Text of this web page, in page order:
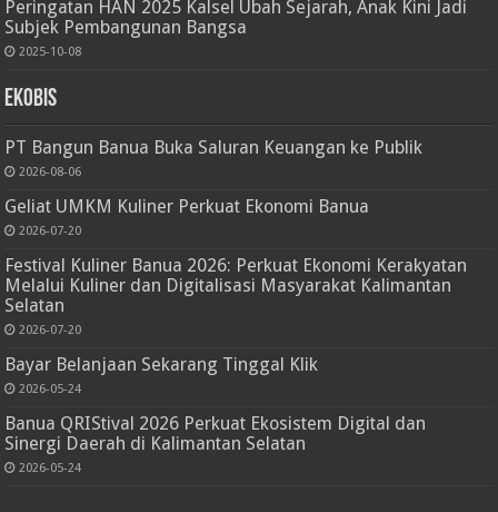
Peringatan HAN 2025 Kalsel Ubah Sejarah, Anak Kini Jadi
Subjek Pembangunan Bangsa
2025-10-08
Ekobis
PT Bangun Banua Buka Saluran Keuangan ke Publik
2026-08-06
Geliat UMKM Kuliner Perkuat Ekonomi Banua
2026-07-20
Festival Kuliner Banua 2026: Perkuat Ekonomi Kerakyatan
Melalui Kuliner dan Digitalisasi Masyarakat Kalimantan
Selatan
2026-07-20
Bayar Belanjaan Sekarang Tinggal Klik
2026-05-24
Banua QRIStival 2026 Perkuat Ekosistem Digital dan
Sinergi Daerah di Kalimantan Selatan
2026-05-24